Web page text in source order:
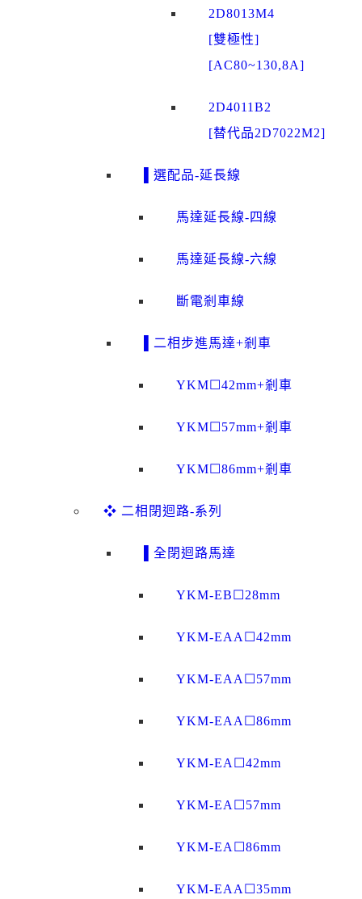
2D8013M4
[雙極性]
[AC80~130,8A]
2D4011B2
[替代品2D7022M2]
▌選配品-延長線
馬達延長線-四線
馬達延長線-六線
斷電剎車線
▌二相步進馬達+剎車
YKM☐42mm+剎車
YKM☐57mm+剎車
YKM☐86mm+剎車
❖ 二相閉迴路-系列
▌全閉迴路馬達
YKM-EB☐28mm
YKM-EAA☐42mm
YKM-EAA☐57mm
YKM-EAA☐86mm
YKM-EA☐42mm
YKM-EA☐57mm
YKM-EA☐86mm
YKM-EAA☐35mm